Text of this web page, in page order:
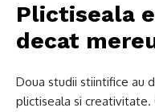
Plictiseala
decat
Doua studii stiintifice au
plictiseala si creativitate.